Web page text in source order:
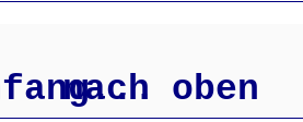
nach oben